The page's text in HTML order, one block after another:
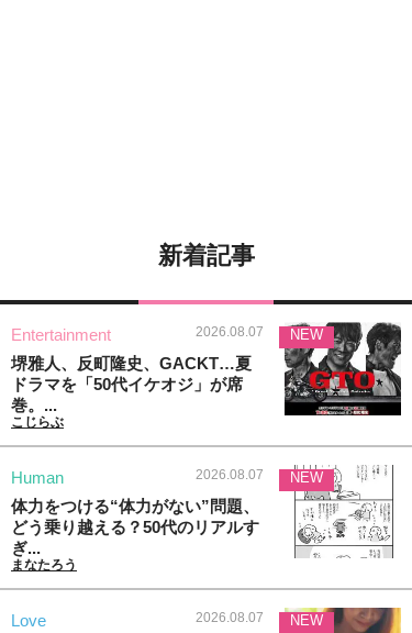
新着記事
Entertainment 2026.08.07
堺雅人、反町隆史、GACKT…夏
ドラマを「50代イケオジ」が席
巻。...
こじらぶ
NEW
Human 2026.08.07
体力をつける“体力がない”問題、
どう乗り越える？50代のリアルす
ぎ...
まなたろう
NEW
Love 2026.08.07 NEW